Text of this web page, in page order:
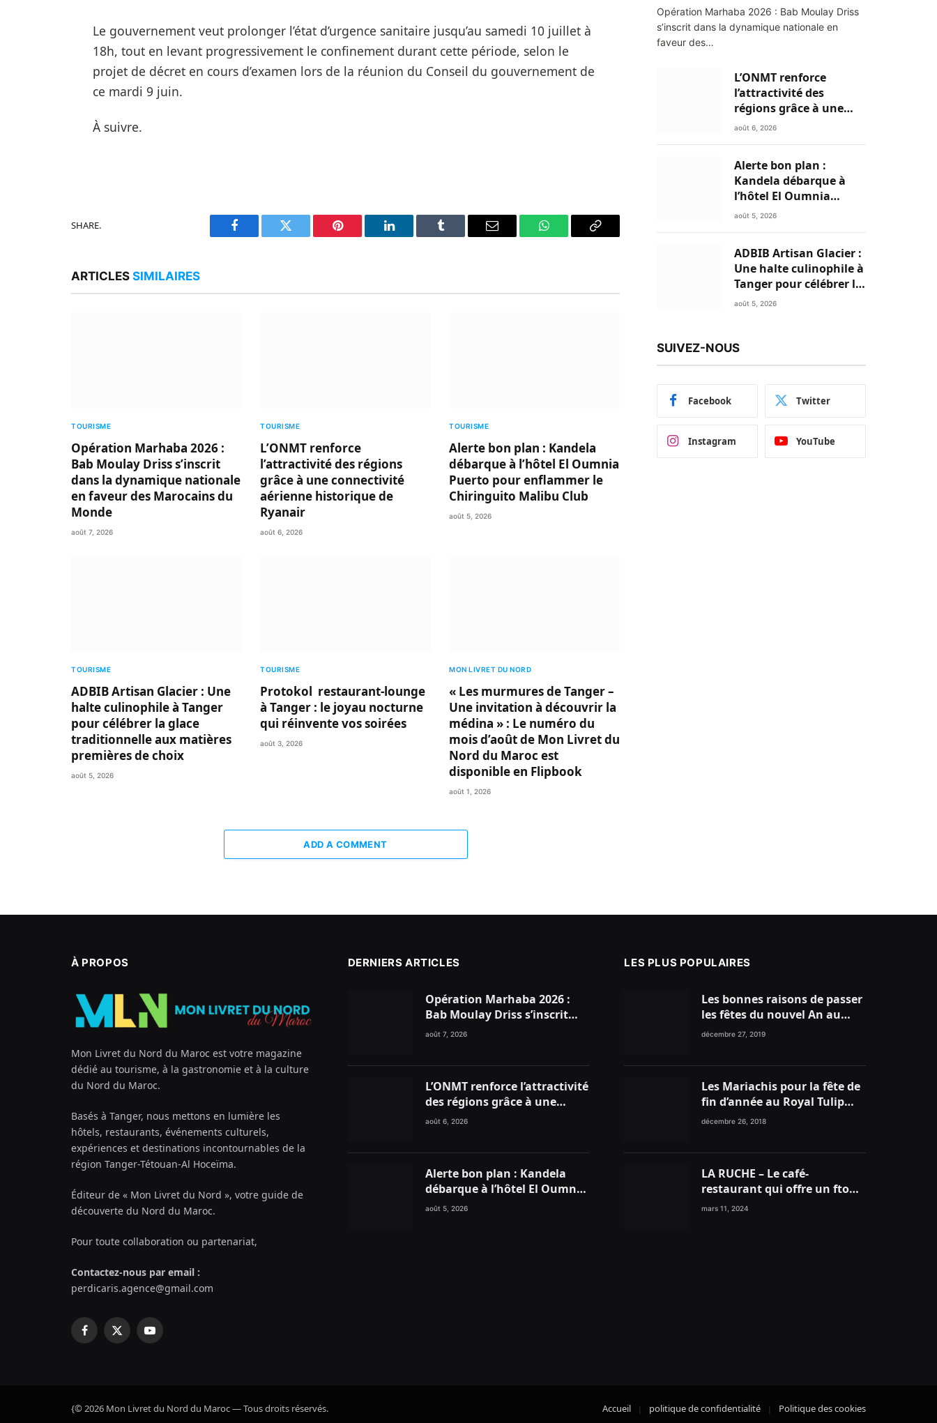
Le gouvernement veut prolonger l’état d’urgence sanitaire jusqu’au samedi 10 juillet à
18h, tout en levant progressivement le confinement durant cette période, selon le
projet de décret en cours d’examen lors de la réunion du Conseil du gouvernement de
ce mardi 9 juin.
À suivre.
SHARE.
Facebook Twitter Pinterest LinkedIn Tumblr Email WhatsAppCopy
ARTICLES SIMILAIRES
TOURISME
Opération Marhaba 2026 :
Bab Moulay Driss s’inscrit
dans la dynamique nationale
en faveur des Marocains du
Monde
août 7, 2026
TOURISME
L’ONMT renforce
l’attractivité des régions
grâce à une connectivité
aérienne historique de
Ryanair
août 6, 2026
TOURISME
Alerte bon plan : Kandela
débarque à l’hôtel El Oumnia
Puerto pour enflammer le
Chiringuito Malibu Club
août 5, 2026
TOURISME
ADBIB Artisan Glacier : Une
halte culinophile à Tanger
pour célébrer la glace
traditionnelle aux matières
premières de choix
août 5, 2026
TOURISME
Protokol restaurant-lounge
à Tanger : le joyau nocturne
qui réinvente vos soirées
août 3, 2026
MON LIVRET DU NORD
« Les murmures de Tanger –
Une invitation à découvrir la
médina » : Le numéro du
mois d’août de Mon Livret du
Nord du Maroc est
disponible en Flipbook
août 1, 2026
ADD A COMMENT
Opération Marhaba 2026 : Bab Moulay Driss
s’inscrit dans la dynamique nationale en
faveur des…
L’ONMT renforce
l’attractivité des
régions grâce à une
connectivité aérienne
août 6, 2026
Alerte bon plan :
Kandela débarque à
l’hôtel El Oumnia
Puerto pour enflammer
août 5, 2026
ADBIB Artisan Glacier :
Une halte culinophile à
Tanger pour célébrer la
glace traditionnelle
août 5, 2026
SUIVEZ-NOUS
Facebook Twitter
Instagram YouTube
À PROPOS
Mon Livret du Nord du Maroc est votre magazine
dédié au tourisme, à la gastronomie et à la culture
du Nord du Maroc.
Basés à Tanger, nous mettons en lumière les
hôtels, restaurants, événements culturels,
expériences et destinations incontournables de la
région Tanger-Tétouan-Al Hoceïma.
Éditeur de « Mon Livret du Nord », votre guide de
découverte du Nord du Maroc.
Pour toute collaboration ou partenariat,
Contactez-nous par email :
perdicaris.agence@gmail.com
Facebook
X
YouTube
DERNIERS ARTICLES
Opération Marhaba 2026 :
Bab Moulay Driss s’inscrit
dans la dynamique nationale
août 7, 2026
L’ONMT renforce l’attractivité
des régions grâce à une
connectivité aérienne
août 6, 2026
Alerte bon plan : Kandela
débarque à l’hôtel El Oumnia
Puerto pour enflammer le
août 5, 2026
LES PLUS POPULAIRES
Les bonnes raisons de passer
les fêtes du nouvel An au
nord du Maroc
décembre 27, 2019
Les Mariachis pour la fête de
fin d’année au Royal Tulip
Tanger
décembre 26, 2018
LA RUCHE – Le café-
restaurant qui offre un ftour
traditionnel gourmand
mars 11, 2024
{© 2026 Mon Livret du Nord du Maroc — Tous droits réservés. Accueil politique de confidentialité Politique des cookies